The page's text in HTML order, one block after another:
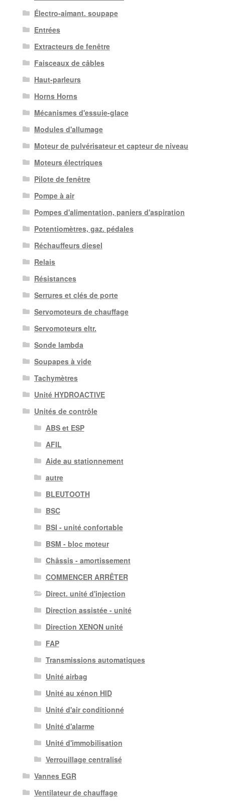
Électro-aimant. soupape
Entrées
Extracteurs de fenêtre
Faisceaux de câbles
Haut-parleurs
Horns Horns
Mécanismes d'essuie-glace
Modules d'allumage
Moteur de pulvérisateur et capteur de niveau
Moteurs électriques
Pilote de fenêtre
Pompe à air
Pompes d'alimentation, paniers d'aspiration
Potentiomètres, gaz. pédales
Réchauffeurs diesel
Relais
Résistances
Serrures et clés de porte
Servomoteurs de chauffage
Servomoteurs eltr.
Sonde lambda
Soupapes à vide
Tachymètres
Unité HYDROACTIVE
Unités de contrôle
ABS et ESP
AFIL
Aide au stationnement
autre
BLEUTOOTH
BSC
BSI - unité confortable
BSM - bloc moteur
Châssis - amortissement
COMMENCER ARRÊTER
Direct. unité d'injection
Direction assistée - unité
Direction XENON unité
FAP
Transmissions automatiques
Unité airbag
Unité au xénon HID
Unité d'air conditionné
Unité d'alarme
Unité d'immobilisation
Verrouillage centralisé
Vannes EGR
Ventilateur de chauffage